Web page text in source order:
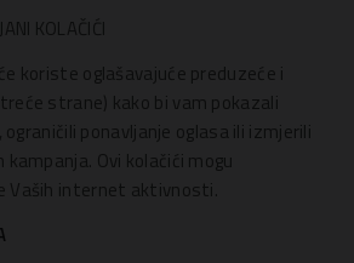
KOLAČIĆI
koriste oglašavajuće preduzeće i
strane) kako bi vam pokazali
ograničili ponavljanje oglasa ili izmjerili
Ovi kolačići mogu
Vaših internet aktivnosti.